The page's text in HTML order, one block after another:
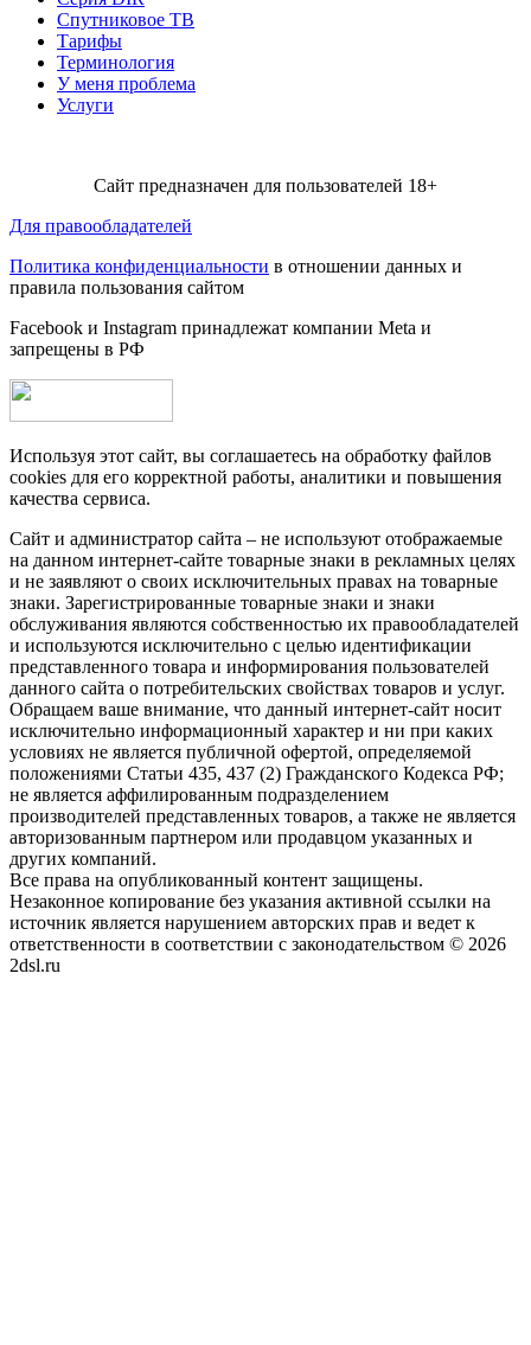
Спутниковое ТВ
Тарифы
Терминология
У меня проблема
Услуги
Сайт предназначен для пользователей 18+
Для правообладателей
Политика конфиденциальности в отношении данных и
правила пользования сайтом
Facebook и Instagram принадлежат компании Metа и
запрещены в РФ
Используя этот сайт, вы соглашаетесь на обработку файлов
cookies для его корректной работы, аналитики и повышения
качества сервиса.
Сайт и администратор сайта – не используют отображаемые
на данном интернет-сайте товарные знаки в рекламных целях
и не заявляют о своих исключительных правах на товарные
знаки. Зарегистрированные товарные знаки и знаки
обслуживания являются собственностью их правообладателей
и используются исключительно с целью идентификации
представленного товара и информирования пользователей
данного сайта о потребительских свойствах товаров и услуг.
Обращаем ваше внимание, что данный интернет-сайт носит
исключительно информационный характер и ни при каких
условиях не является публичной офертой, определяемой
положениями Статьи 435, 437 (2) Гражданского Кодекса РФ;
не является аффилированным подразделением
производителей представленных товаров, а также не является
авторизованным партнером или продавцом указанных и
других компаний.
Все права на опубликованный контент защищены.
Незаконное копирование без указания активной ссылки на
источник является нарушением авторских прав и ведет к
ответственности в соответствии с законодательством © 2026
2dsl.ru